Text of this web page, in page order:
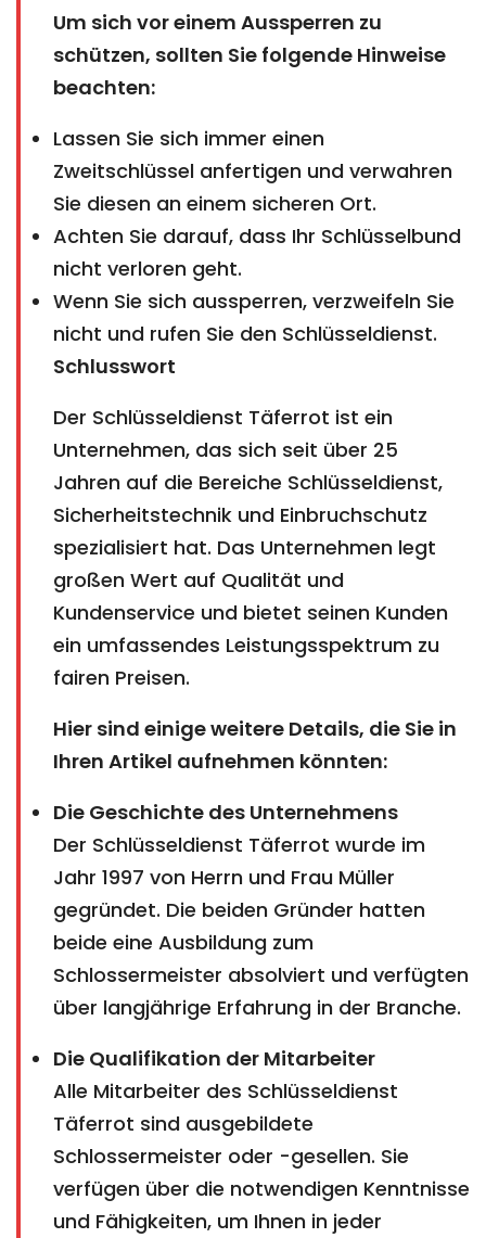
Um sich vor einem Aussperren zu
schützen, sollten Sie folgende Hinweise
beachten:
Lassen Sie sich immer einen
Zweitschlüssel anfertigen und verwahren
Sie diesen an einem sicheren Ort.
Achten Sie darauf, dass Ihr Schlüsselbund
nicht verloren geht.
Wenn Sie sich aussperren, verzweifeln Sie
nicht und rufen Sie den Schlüsseldienst.
Schlusswort
Der Schlüsseldienst Täferrot ist ein
Unternehmen, das sich seit über 25
Jahren auf die Bereiche Schlüsseldienst,
Sicherheitstechnik und Einbruchschutz
spezialisiert hat. Das Unternehmen legt
großen Wert auf Qualität und
Kundenservice und bietet seinen Kunden
ein umfassendes Leistungsspektrum zu
fairen Preisen.
Hier sind einige weitere Details, die Sie in
Ihren Artikel aufnehmen könnten:
Die Geschichte des Unternehmens
Der Schlüsseldienst Täferrot wurde im
Jahr 1997 von Herrn und Frau Müller
gegründet. Die beiden Gründer hatten
beide eine Ausbildung zum
Schlossermeister absolviert und verfügten
über langjährige Erfahrung in der Branche.
Die Qualifikation der Mitarbeiter
Alle Mitarbeiter des Schlüsseldienst
Täferrot sind ausgebildete
Schlossermeister oder -gesellen. Sie
verfügen über die notwendigen Kenntnisse
und Fähigkeiten, um Ihnen in jeder